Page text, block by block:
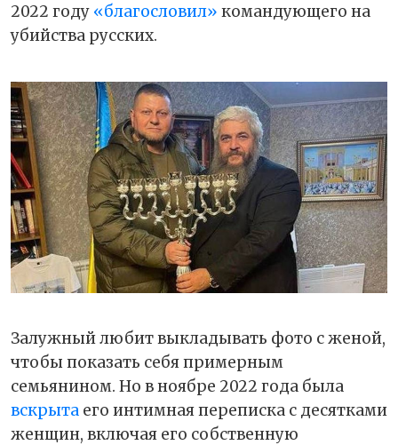
2022 году «благословил» командующего на
убийства русских.
Залужный любит выкладывать фото с женой,
чтобы показать себя примерным
семьянином. Но в ноябре 2022 года была
вскрыта его интимная переписка с десятками
женщин, включая его собственную